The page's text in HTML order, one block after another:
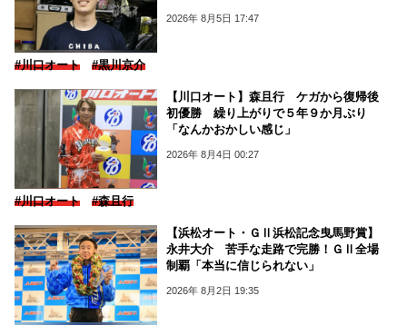
2026年 8月5日 17:47
#川口オート #黒川京介
【川口オート】森且行 ケガから復帰後
初優勝 繰り上がりで５年９か月ぶり
「なんかおかしい感じ」
2026年 8月4日 00:27
#川口オート #森且行
【浜松オート・ＧⅡ浜松記念曳馬野賞】
永井大介 苦手な走路で完勝！ＧⅡ全場
制覇「本当に信じられない」
2026年 8月2日 19:35